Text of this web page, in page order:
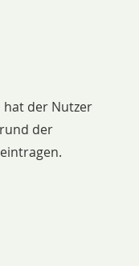
der Nutzer
der